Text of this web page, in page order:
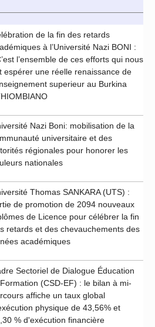
de la fin des retards
à l’Université Nazi BONI :
l’ensemble de ces efforts qui nous
espérer une réelle renaissance de
superieur au Burkina
Nazi Boni: mobilisation de la
universitaire et des
régionales pour honorer les
nationales
Thomas SANKARA (UTS) :
de promotion de 2094 nouveaux
de Licence pour célébrer la fin
retards et des chevauchements des
académiques
Sectoriel de Dialogue Éducation
(CSD-EF) : le bilan à mi-
affiche un taux global
physique de 43,56% et
% d'exécution financière